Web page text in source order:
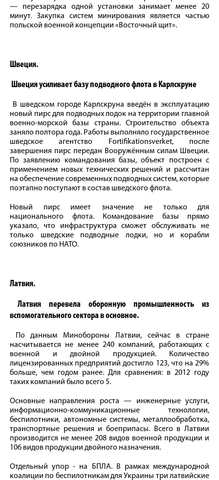
— перезарядка одной установки занимает менее 20
минут. Закупка систем минирования является частью
польской военной концепции «Восточный щит».
Швеция.
Швеция усиливает базу подводного флота в Карлскруне
В шведском городе Карлскруна введён в эксплуатацию
новый пирс для подводных лодок на территории главной
военно-морской базы страны. Строительство объекта
заняло полтора года. Работы выполняло государственное
шведское агентство Fortifikationsverket, после
завершения пирс передан Вооружённым силам Швеции.
По заявлению командования базы, объект построен с
применением новых технических решений и рассчитан
на обеспечение современных подводных систем, которые
поэтапно поступают в состав шведского флота.
Новый пирс имеет значение не только для
национального флота. Командование базы прямо
указало, что инфраструктура сможет обслуживать не
только шведские подводные лодки, но и корабли
союзников по НАТО.
Латвия.
Латвия перевела оборонную промышленность из
вспомогательного сектора в основное.
По данным Минобороны Латвии, сейчас в стране
насчитывается не менее 240 компаний, работающих с
военной и двойной продукцией. Количество
лицензированных предприятий достигло 123, что на 29%
больше, чем годом ранее. Для сравнения: в 2012 году
таких компаний было всего 5.
Основные направления роста — инженерные услуги,
информационно-коммуникационные технологии,
беспилотники, автономные системы, металлообработка,
транспортные решения и боеприпасы. Всего в Латвии
производится не менее 208 видов военной продукции и
106 видов продукции двойного назначения.
Отдельный упор - на БПЛА. В рамках международной
коалиции по беспилотникам для Украины три латвийские